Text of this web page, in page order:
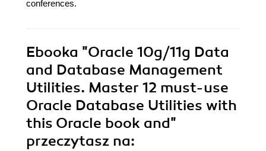
conferences.
Ebooka "Oracle 10g/11g Data
and Database Management
Utilities. Master 12 must-use
Oracle Database Utilities with
this Oracle book and"
przeczytasz na: